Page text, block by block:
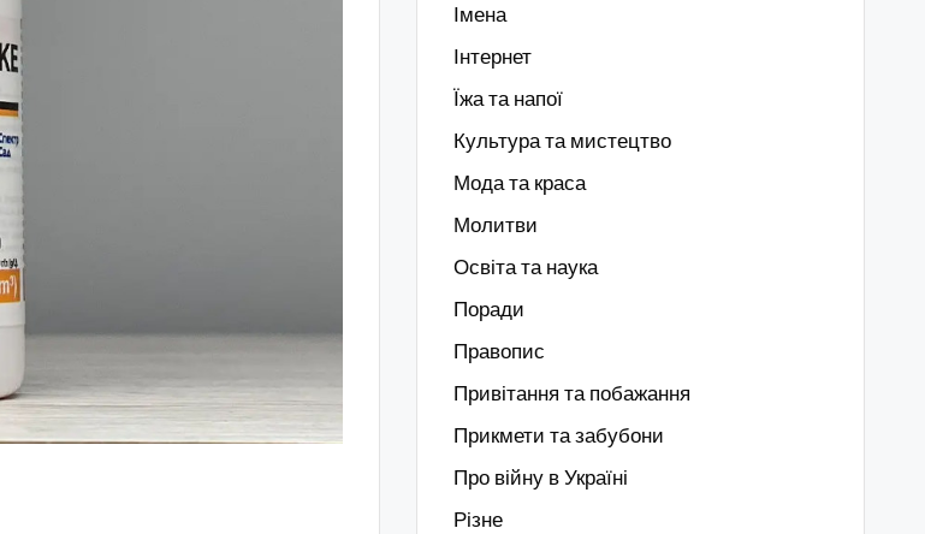
Імена
Інтернет
Їжа та напої
Культура та мистецтво
Мода та краса
Молитви
Освіта та наука
Поради
Правопис
Привітання та побажання
Прикмети та забубони
Про війну в Україні
Різне